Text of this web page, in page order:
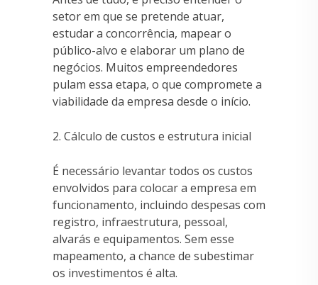
setor em que se pretende atuar,
estudar a concorrência, mapear o
público-alvo e elaborar um plano de
negócios. Muitos empreendedores
pulam essa etapa, o que compromete a
viabilidade da empresa desde o início.
2. Cálculo de custos e estrutura inicial
É necessário levantar todos os custos
envolvidos para colocar a empresa em
funcionamento, incluindo despesas com
registro, infraestrutura, pessoal,
alvarás e equipamentos. Sem esse
mapeamento, a chance de subestimar
os investimentos é alta.